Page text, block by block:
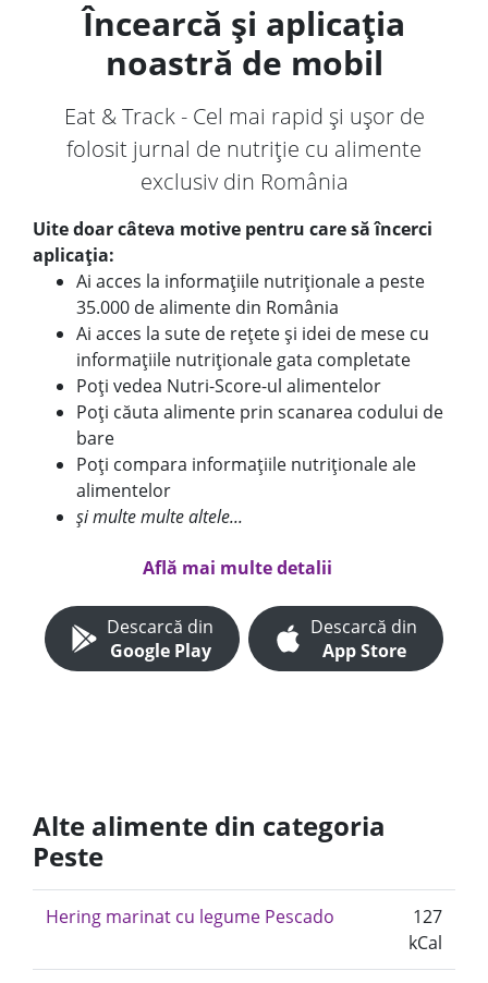
Încearcă și aplicația
noastră de mobil
Eat & Track - Cel mai rapid și ușor de
folosit jurnal de nutriție cu alimente
exclusiv din România
Uite doar câteva motive pentru care să încerci
aplicația:
Ai acces la informațiile nutriționale a peste
35.000 de alimente din România
Ai acces la sute de rețete și idei de mese cu
informațiile nutriționale gata completate
Poți vedea Nutri-Score-ul alimentelor
Poți căuta alimente prin scanarea codului de
bare
Poți compara informațiile nutriționale ale
alimentelor
și multe multe altele...
Află mai multe detalii
Descarcă din
Google Play
Descarcă din
App Store
Alte alimente din categoria
Peste
Hering marinat cu legume Pescado
127
kCal